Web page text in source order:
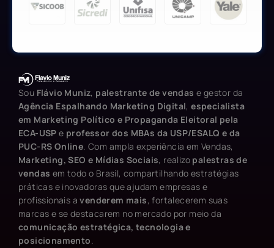
Sou Flávio Muniz, palestrante de vendas e gestor da
Agência Espalhando Marketing Digital,especialista
em Marketing Político e Propaganda Eleitoral pela
ECA-USP e professor dos MBAs da USP/ESALQ e da
PUC-RS Online . Com ampla experiência em Vendas,
Marketing, SEO e Mídias Sociais, realizo palestras de
vendas em todo o Brasil, compartilhando estratégias
práticas e inovadoras que ajudam empresas e
profissionais avenderem mais, fortalecerem suas
marcas e se destacarem no mercado por meio da
comunicação estratégica, tecnologia e
posicionamento